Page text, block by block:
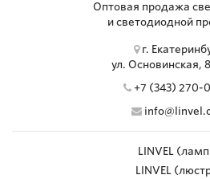
Оптовая продажа
и светодиодной
г.
ул. Основинская,
+7 (343) 270-
LINVEL
LINVEL